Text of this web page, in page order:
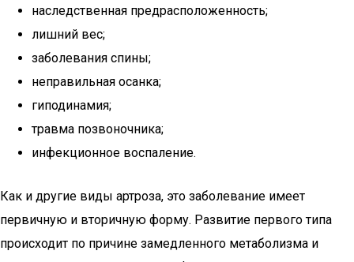
наследственная предрасположенность;
лишний вес;
заболевания спины;
неправильная осанка;
гиподинамия;
травма позвоночника;
инфекционное воспаление.
Как и другие виды артроза, это заболевание имеет
первичную и вторичную форму. Развитие первого типа
происходит по причине замедленного метаболизма и